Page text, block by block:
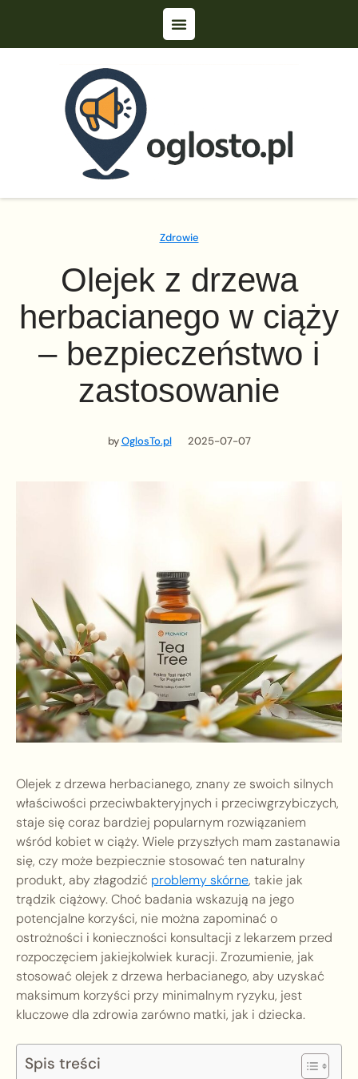
Zdrowie
Olejek z drzewa
herbacianego w ciąży
– bezpieczeństwo i
zastosowanie
byOglosTo.pl 2025-07-07
Olejek z drzewa herbacianego, znany ze swoich silnych
właściwości przeciwbakteryjnych i przeciwgrzybiczych,
staje się coraz bardziej popularnym rozwiązaniem
wśród kobiet w ciąży. Wiele przyszłych mam zastanawia
się, czy może bezpiecznie stosować ten naturalny
produkt, aby złagodzić problemy skórne, takie jak
trądzik ciążowy. Choć badania wskazują na jego
potencjalne korzyści, nie można zapominać o
ostrożności i konieczności konsultacji z lekarzem przed
rozpoczęciem jakiejkolwiek kuracji. Zrozumienie, jak
stosować olejek z drzewa herbacianego, aby uzyskać
maksimum korzyści przy minimalnym ryzyku, jest
kluczowe dla zdrowia zarówno matki, jak i dziecka.
Spis treści